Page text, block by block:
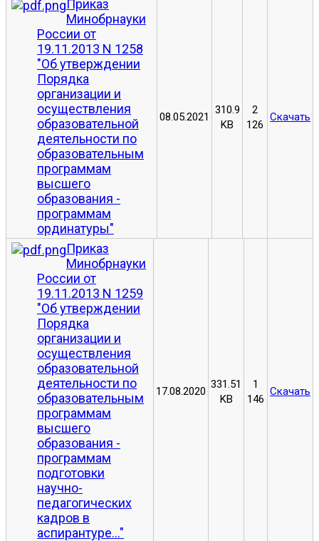
Приказ
Минобрнауки
России от
19.11.2013 N 1258
"Об утверждении
Порядка
организации и
осуществления
образовательной
деятельности по
образовательным
программам
высшего
образования -
программам
ординатуры"
08.05.2021
310.9
KB
2
126
Скачать
Приказ
Минобрнауки
России от
19.11.2013 N 1259
"Об утверждении
Порядка
организации и
осуществления
образовательной
деятельности по
образовательным
программам
высшего
образования -
программам
подготовки
научно-
педагогических
кадров в
аспирантуре..."
17.08.2020
331.51
KB
1
146
Скачать